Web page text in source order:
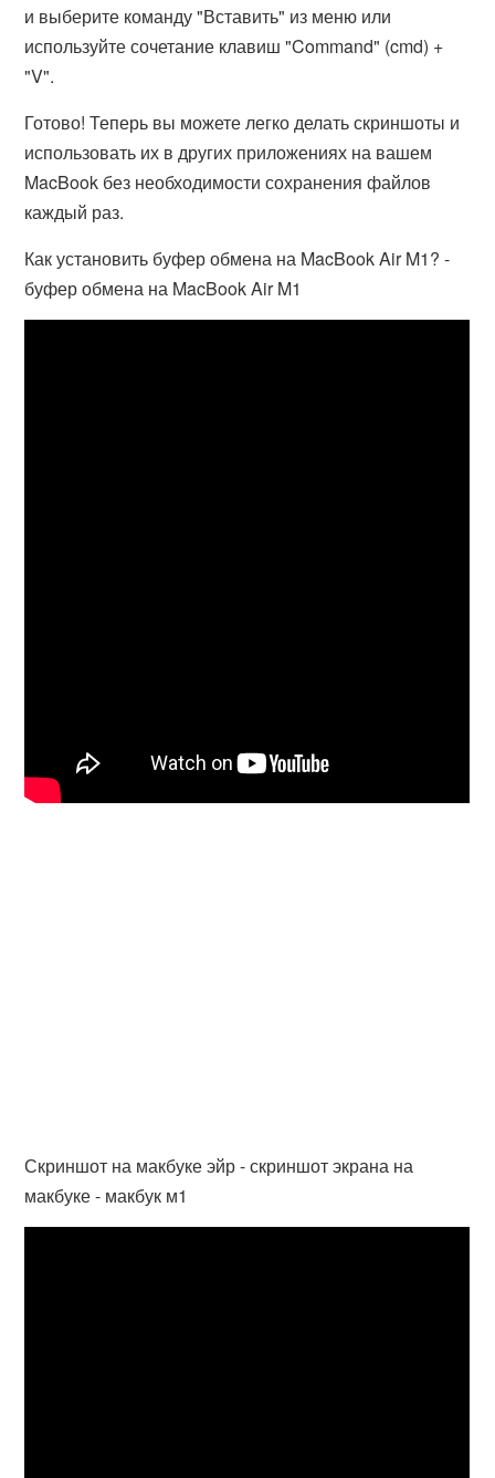
и выберите команду "Вставить" из меню или
используйте сочетание клавиш "Command" (cmd) +
"V".
Готово! Теперь вы можете легко делать скриншоты и
использовать их в других приложениях на вашем
MacBook без необходимости сохранения файлов
каждый раз.
Как установить буфер обмена на MacBook Air M1? -
буфер обмена на MacBook Air M1
Скриншот на макбуке эйр - скриншот экрана на
макбуке - макбук м1